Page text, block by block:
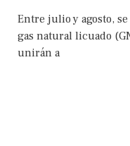
Entre julio y agosto,
gas natural licuado
unirán a